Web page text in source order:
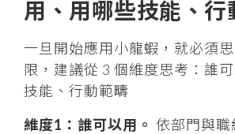
用、用哪些技能、行
一旦開始應用小龍蝦，就必須
限，建議從 3 個維度思考：誰
技能、行動範疇
維度1：誰可以用。 依部門與